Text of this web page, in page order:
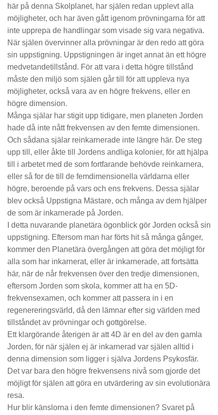
här på denna Skolplanet, har själen redan upplevt alla
möjligheter, och har även gått igenom prövningarna för att
inte upprepa de handlingar som visade sig vara negativa.
När själen övervinner alla prövningar är den redo att göra
sin uppstigning. Uppstigningen är inget annat än ett högre
medvetandetillstånd. För att vara i detta högre tillstånd
måste den miljö som själen går till för att uppleva nya
möjligheter, också vara av en högre frekvens, eller en
högre dimension.
Många själar har stigit upp tidigare, men planeten Jorden
hade då inte nått frekvensen av den femte dimensionen.
Och sådana själar reinkarnerade inte längre här. De steg
upp till, eller åkte till Jordens andliga kolonier, för att hjälpa
till i arbetet med de som fortfarande behövde reinkarnera,
eller så for de till de femdimensionella världarna eller
högre, beroende på vars och ens frekvens. Dessa själar
blev också Uppstigna Mästare, och många av dem hjälper
de som är inkarnerade på Jorden.
I detta nuvarande planetära ögonblick gör Jorden också sin
uppstigning. Eftersom man har förts hit så många gånger,
kommer den Planetära övergången att göra det möjligt för
alla som har inkarnerat, eller är inkarnerade, att fortsätta
här, när de når frekvensen över den tredje dimensionen,
eftersom Jorden som skola, kommer att ha en 5D-
frekvensexamen, och kommer att passera in i en
regenereringsvärld, då den lämnar efter sig världen med
tillståndet av prövningar och gottgörelse.
Ett klargörande återigen är att 4D är en del av den gamla
Jorden, för när själen ej är inkarnerad var själen alltid i
denna dimension som ligger i själva Jordens Psykosfär.
Det var bara den högre frekvensens nivå som gjorde det
möjligt för själen att göra en utvärdering av sin evolutionära
resa.
Hur blir känslorna i den femte dimensionen? Svaret på